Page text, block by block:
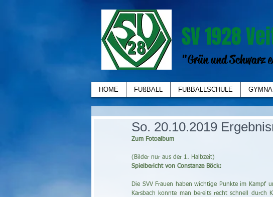
SV 1928
"Grün und Schwarz
HOME FUßBALL FUßBALLSCHULE
So. 20.10.2019
Zum Fotoalbum
(Bilder nur aus der 1. Halbzeit)
Spielbericht von Constanze Böck:
Die SVV Frauen haben wichtige Punkte im Kampf
Karsbach konnte man bereits recht schnell durch